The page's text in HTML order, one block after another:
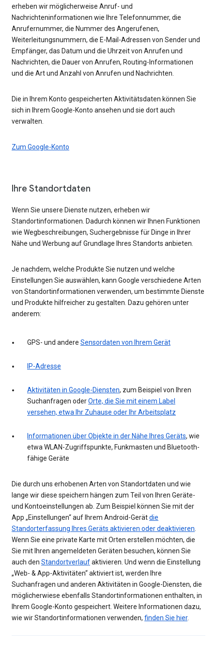
erheben wir möglicherweise Anruf- und
Nachrichteninformationen wie Ihre Telefonnummer, die
Anrufernummer, die Nummer des Angerufenen,
Weiterleitungsnummern, die E-Mail-Adressen von Sender und
Empfänger, das Datum und die Uhrzeit von Anrufen und
Nachrichten, die Dauer von Anrufen, Routing-Informationen
und die Art und Anzahl von Anrufen und Nachrichten.
Die in Ihrem Konto gespeicherten Aktivitätsdaten können Sie
sich in Ihrem Google-Konto ansehen und sie dort auch
verwalten.
Zum Google-Konto
Ihre Standortdaten
Wenn Sie unsere Dienste nutzen, erheben wir
Standortinformationen. Dadurch können wir Ihnen Funktionen
wie Wegbeschreibungen, Suchergebnisse für Dinge in Ihrer
Nähe und Werbung auf Grundlage Ihres Standorts anbieten.
Je nachdem, welche Produkte Sie nutzen und welche
Einstellungen Sie auswählen, kann Google verschiedene Arten
von Standortinformationen verwenden, um bestimmte Dienste
und Produkte hilfreicher zu gestalten. Dazu gehören unter
anderem:
GPS- und andere Sensordaten von Ihrem Gerät
IP-Adresse
Aktivitäten in Google-Diensten, zum Beispiel von Ihren
Suchanfragen oderOrte, die Sie mit einem Label
versehen, etwa Ihr Zuhause oder Ihr Arbeitsplatz
Informationen über Objekte in der Nähe Ihres Geräts, wie
etwa WLAN-Zugriffspunkte, Funkmasten und Bluetooth-
fähige Geräte
Die durch uns erhobenen Arten von Standortdaten und wie
lange wir diese speichern hängen zum Teil von Ihren Geräte-
und Kontoeinstellungen ab. Zum Beispiel können Sie mit der
App „Einstellungen“ auf Ihrem Android-Gerätdie
Standorterfassung Ihres Geräts aktivieren oder deaktivieren.
Wenn Sie eine private Karte mit Orten erstellen möchten, die
Sie mit Ihren angemeldeten Geräten besuchen, können Sie
auch den Standortverlaufaktivieren. Und wenn die Einstellung
„Web- & App-Aktivitäten“ aktiviert ist, werden Ihre
Suchanfragen und anderen Aktivitäten in Google-Diensten, die
möglicherwiese ebenfalls Standortinformationen enthalten, in
Ihrem Google-Konto gespeichert. Weitere Informationen dazu,
wie wir Standortinformationen verwenden, finden Sie hier.